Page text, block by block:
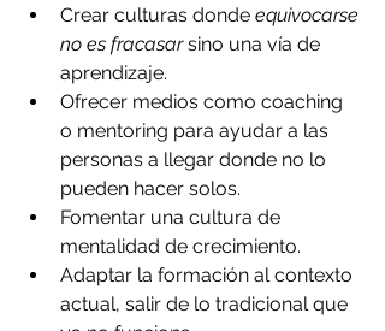
Crear culturas donde equivocarse
no es fracasar sino una vía de
aprendizaje.
Ofrecer medios como coaching
o mentoring para ayudar a las
personas a llegar donde no lo
pueden hacer solos.
Fomentar una cultura de
mentalidad de crecimiento.
Adaptar la formación al contexto
actual, salir de lo tradicional que